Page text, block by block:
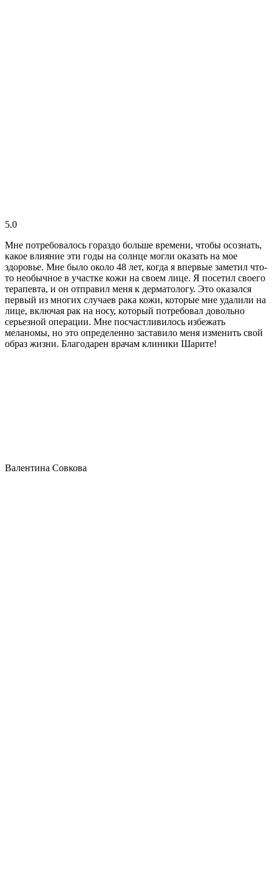
5.0
Мне потребовалось гораздо больше времени, чтобы осознать,
какое влияние эти годы на солнце могли оказать на мое
здоровье. Мне было около 48 лет, когда я впервые заметил что-
то необычное в участке кожи на своем лице. Я посетил своего
терапевта, и он отправил меня к дерматологу. Это оказался
первый из многих случаев рака кожи, которые мне удалили на
лице, включая рак на носу, который потребовал довольно
серьезной операции. Мне посчастливилось избежать
меланомы, но это определенно заставило меня изменить свой
образ жизни. Благодарен врачам клиники Шарите!
Валентина Совкова